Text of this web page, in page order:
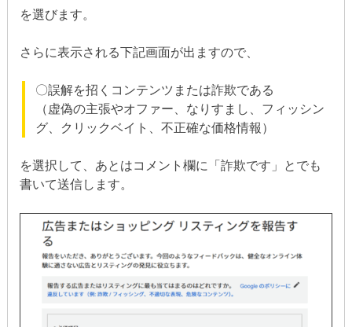
を選びます。
さらに表示される下記画面が出ますので、
〇誤解を招くコンテンツまたは詐欺である
（虚偽の主張やオファー、なりすまし、フィッシン
グ、クリックベイト、不正確な価格情報）
を選択して、あとはコメント欄に「詐欺です」とでも
書いて送信します。